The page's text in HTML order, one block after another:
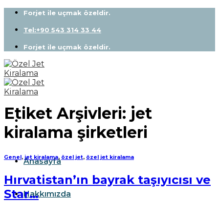
Skip
content
Forjet ile uçmak özeldir.
Tel:+90 543 314 33 44
Forjet ile uçmak özeldir.
Anasayfa
Hakkımızda
Etiket Arşivleri: jet
kiralama şirketleri
Genel , jet kiralama, özel jet, özel jet kiralama
Hırvatistan’ın bayrak taşıyıcısı ve
Star…